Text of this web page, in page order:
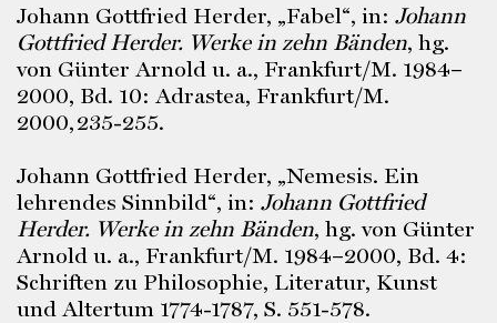
Johann Gottfried Herder, „Fabel“, in: Johann
Gottfried Herder. Werke in zehn Bänden, hg.
von Günter Arnold u. a., Frankfurt/M. 1984–
2000, Bd. 10: Adrastea, Frankfurt/M.
2000,235-255.
Johann Gottfried Herder, „Nemesis. Ein
lehrendes Sinnbild“, in: Johann Gottfried
Herder. Werke in zehn Bänden, hg. von Günter
Arnold u. a., Frankfurt/M. 1984–2000, Bd. 4:
Schriften zu Philosophie, Literatur, Kunst
und Altertum 1774-1787, S. 551-578.